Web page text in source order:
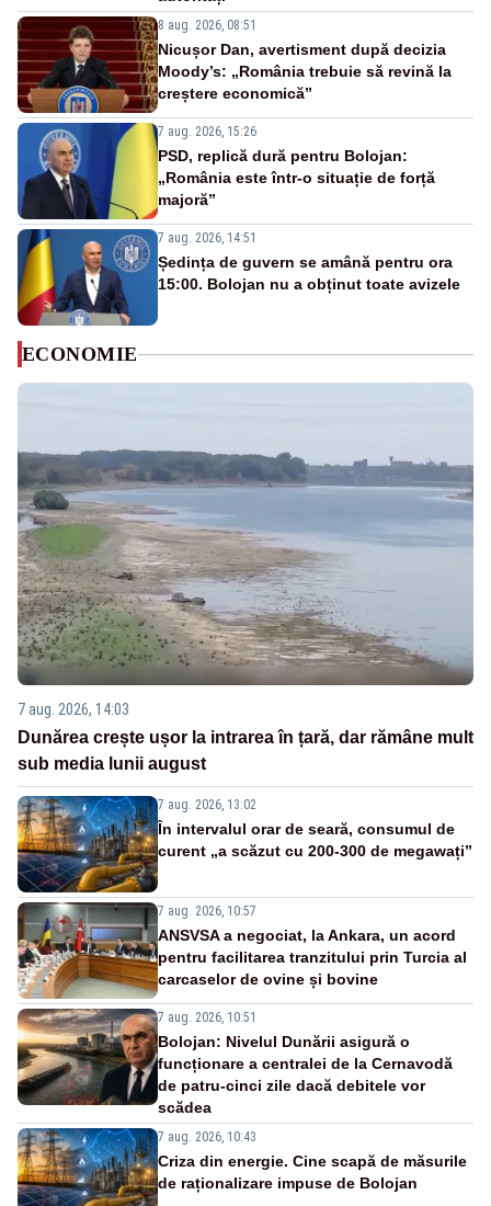
8 aug. 2026, 08:51
Nicușor Dan, avertisment după decizia
Moody’s: „România trebuie să revină la
creștere economică”
7 aug. 2026, 15:26
PSD, replică dură pentru Bolojan:
„România este într-o situație de forță
majoră”
7 aug. 2026, 14:51
Ședința de guvern se amână pentru ora
15:00. Bolojan nu a obținut toate avizele
ECONOMIE
7 aug. 2026, 14:03
Dunărea crește ușor la intrarea în țară, dar rămâne mult
sub media lunii august
7 aug. 2026, 13:02
În intervalul orar de seară, consumul de
curent „a scăzut cu 200-300 de megawați”
7 aug. 2026, 10:57
ANSVSA a negociat, la Ankara, un acord
pentru facilitarea tranzitului prin Turcia al
carcaselor de ovine și bovine
7 aug. 2026, 10:51
Bolojan: Nivelul Dunării asigură o
funcționare a centralei de la Cernavodă
de patru-cinci zile dacă debitele vor
scădea
7 aug. 2026, 10:43
Criza din energie. Cine scapă de măsurile
de raționalizare impuse de Bolojan